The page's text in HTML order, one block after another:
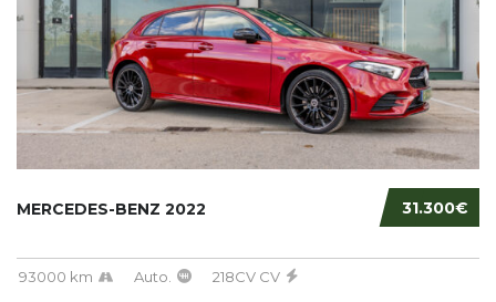
31.300€
MERCEDES-BENZ 2022
93000 km Auto. 218CV CV